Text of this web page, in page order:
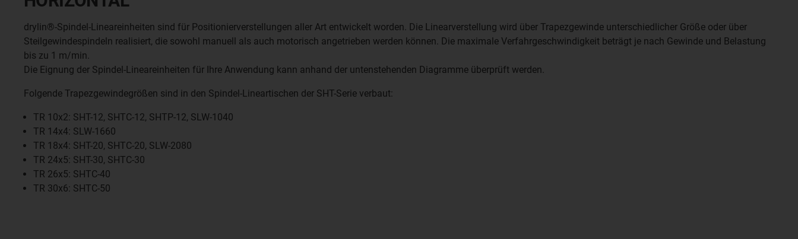
drylin®-Spindel-Lineareinheiten sind für Positionierverstellungen aller Art entwickelt worden. Die Linearverstellung wird über Trapezgewinde unterschiedlicher Größe oder über
Steilgewindespindeln realisiert, die sowohl manuell als auch motorisch angetrieben werden können. Die maximale Verfahrgeschwindigkeit beträgt je nach Gewinde und Belastung
bis zu 1 m/min.
Die Eignung der Spindel-Lineareinheiten für Ihre Anwendung kann anhand der untenstehenden Diagramme überprüft werden.
Folgende Trapezgewindegrößen sind in den Spindel-Lineartischen der SHT-Serie verbaut:
TR 10x2: SHT-12, SHTC-12, SHTP-12, SLW-1040
TR 14x4: SLW-1660
TR 18x4: SHT-20, SHTC-20, SLW-2080
TR 24x5: SHT-30, SHTC-30
TR 26x5: SHTC-40
TR 30x6: SHTC-50